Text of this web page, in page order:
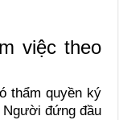
việc theo
thẩm quyền ký
đứng đầu